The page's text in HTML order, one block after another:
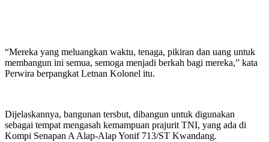
“Mereka yang meluangkan waktu, tenaga, pikiran dan uang untuk
membangun ini semua, semoga menjadi berkah bagi mereka,” kata
Perwira berpangkat Letnan Kolonel itu.
Dijelaskannya, bangunan tersbut, dibangun untuk digunakan
sebagai tempat mengasah kemampuan prajurit TNI, yang ada di
Kompi Senapan A Alap-Alap Yonif 713/ST Kwandang.